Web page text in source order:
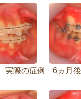
実際の症例 6ヵ月後